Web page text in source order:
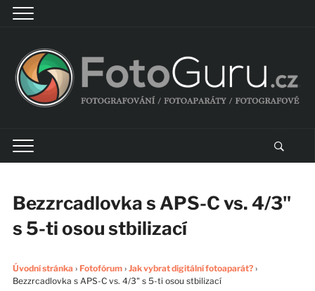
Bezzrcadlovka s APS-C vs. 4/3"
s 5-ti osou stbilizací
Úvodní stránka › Fotofórum › Jak vybrat digitální fotoaparát? ›
Bezzrcadlovka s APS-C vs. 4/3" s 5-ti osou stbilizací